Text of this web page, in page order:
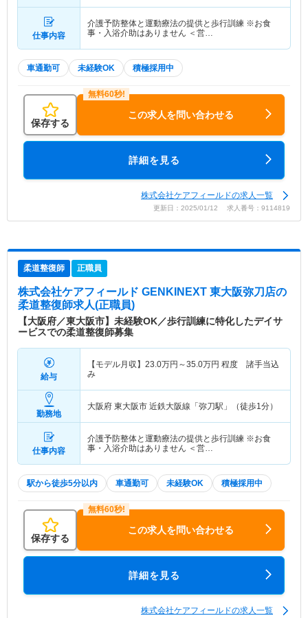
仕事内容
介護予防整体と運動療法の提供と歩行訓練 ※お食
事・入浴介助はありません ＜営…
車通勤可 未経験OK 積極採用中
保存する
この求人を問い合わせる
詳細を見る
株式会社ケアフィールドの求人一覧
更新日：2025/01/12 求人番号：9114819
柔道整復師 正職員
株式会社ケアフィールド GENKINEXT 東大阪弥刀店の
柔道整復師求人(正職員)
【大阪府／東大阪市】未経験OK／歩行訓練に特化したデイサ
ービスでの柔道整復師募集
給与
【モデル月収】 23.0万円～35.0万円 程度 諸手当込
み
勤務地
大阪府 東大阪市 近鉄大阪線「弥刀駅」（徒歩1分）
仕事内容
介護予防整体と運動療法の提供と歩行訓練 ※お食
事・入浴介助はありません ＜営…
駅から徒歩5分以内 車通勤可 未経験OK 積極採用中
保存する
この求人を問い合わせる
詳細を見る
株式会社ケアフィールドの求人一覧